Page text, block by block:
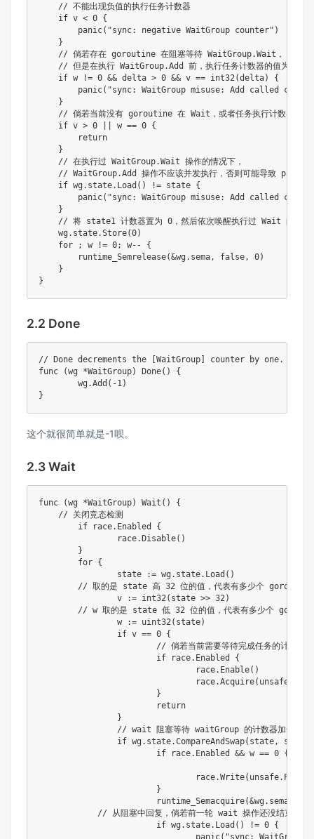
    // 不能出现负值的执行任务计数器
    if v < 0 {
        panic("sync: negative WaitGroup counter")
    }
    // 倘若存在 goroutine 在阻塞等待 WaitGroup.Wait，
    // 但是在执行 WaitGroup.Add 前，执行任务计数器的值为 0
    if w != 0 && delta > 0 && v == int32(delta) {
panic("sync: WaitGroup misuse: Add called
    }
// 倘若当前没有 goroutine 在 Wait，或者任务执行计数器仍大
    if v > 0 || w == 0 {
        return
    }
    // 在执行过 WaitGroup.Wait 操作的情况下，
    // WaitGroup.Add 操作不应该并发执行，否则可能导致 panic
    if wg.state.Load() != state {
panic("sync: WaitGroup misuse: Add called
    }
// 将 state1 计数器置为 0，然后依次唤醒执行过 Wait 的
    wg.state.Store(0)
    for ; w != 0; w-- {
        runtime_Semrelease(&wg.sema, false, 0)
    }
}
2.2 Done
// Done decrements the [WaitGroup] counter by one.
func (wg *WaitGroup) Done() {
}
这个就很简单就是-1呗。
2.3 Wait
func (wg *WaitGroup) Wait() {
    // 关闭竞态检测
// 取的是 state 高 32 位的值，代表有多少个 goroutine
// w 取的是 state 低 32 位的值，代表有多少个
// 从阻塞中回复，倘若前一轮 wait 操作还没结束，